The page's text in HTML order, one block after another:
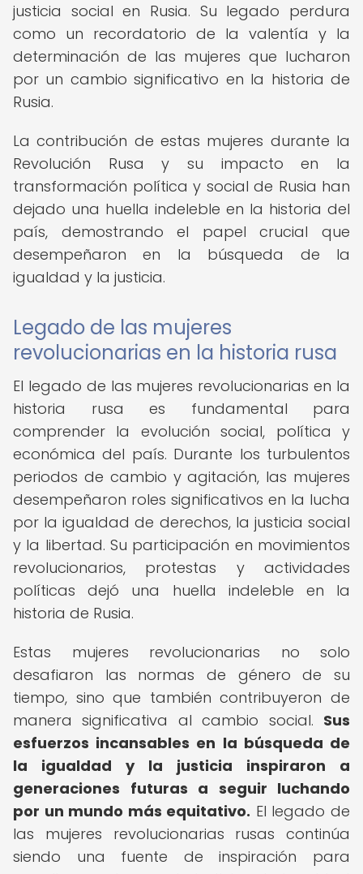
justicia social en Rusia. Su legado perdura
como un recordatorio de la valentía y la
determinación de las mujeres que lucharon
por un cambio significativo en la historia de
Rusia.
La contribución de estas mujeres durante la
Revolución Rusa y su impacto en la
transformación política y social de Rusia han
dejado una huella indeleble en la historia del
país, demostrando el papel crucial que
desempeñaron en la búsqueda de la
igualdad y la justicia.
Legado de las mujeres
revolucionarias en la historia rusa
El legado de las mujeres revolucionarias en la
historia rusa es fundamental para
comprender la evolución social, política y
económica del país. Durante los turbulentos
periodos de cambio y agitación, las mujeres
desempeñaron roles significativos en la lucha
por la igualdad de derechos, la justicia social
y la libertad. Su participación en movimientos
revolucionarios, protestas y actividades
políticas dejó una huella indeleble en la
historia de Rusia.
Estas mujeres revolucionarias no solo
desafiaron las normas de género de su
tiempo, sino que también contribuyeron de
manera significativa al cambio social. Sus
esfuerzos incansables en la búsqueda de
la igualdad y la justicia inspiraron a
generaciones futuras a seguir luchando
por un mundo más equitativo. El legado de
las mujeres revolucionarias rusas continúa
siendo una fuente de inspiración para